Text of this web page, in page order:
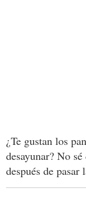
¿Te gustan los
desayunar? No
después de pasar